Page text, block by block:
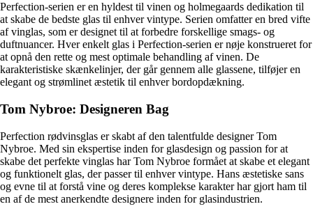
Perfection-serien er en hyldest til vinen og holmegaards dedikation til
at skabe de bedste glas til enhver vintype. Serien omfatter en bred vifte
af vinglas, som er designet til at forbedre forskellige smags- og
duftnuancer. Hver enkelt glas i Perfection-serien er nøje konstrueret for
at opnå den rette og mest optimale behandling af vinen. De
karakteristiske skænkelinjer, der går gennem alle glassene, tilføjer en
elegant og strømlinet æstetik til enhver bordopdækning.
Tom Nybroe: Designeren Bag
Perfection rødvinsglas er skabt af den talentfulde designer Tom
Nybroe. Med sin ekspertise inden for glasdesign og passion for at
skabe det perfekte vinglas har Tom Nybroe formået at skabe et elegant
og funktionelt glas, der passer til enhver vintype. Hans æstetiske sans
og evne til at forstå vine og deres komplekse karakter har gjort ham til
en af ​​de mest anerkendte designere inden for glasindustrien.